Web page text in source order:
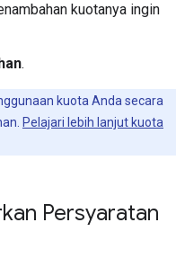
kuotanya ingin
.
kuota Anda secara
Pelajari lebih lanjut kuota
Persyaratan